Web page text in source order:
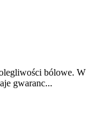
bólowe.
gwaranc...